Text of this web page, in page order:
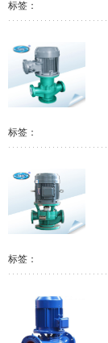
标签：
标签：
标签：